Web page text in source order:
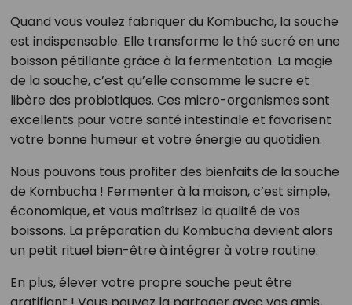
Quand vous voulez fabriquer du Kombucha, la souche
est indispensable. Elle transforme le thé sucré en une
boisson pétillante grâce à la fermentation. La magie
de la souche, c’est qu’elle consomme le sucre et
libère des probiotiques. Ces micro-organismes sont
excellents pour votre santé intestinale et favorisent
votre bonne humeur et votre énergie au quotidien.
Nous pouvons tous profiter des bienfaits de la souche
de Kombucha ! Fermenter à la maison, c’est simple,
économique, et vous maîtrisez la qualité de vos
boissons. La préparation du Kombucha devient alors
un petit rituel bien-être à intégrer à votre routine.
En plus, élever votre propre souche peut être